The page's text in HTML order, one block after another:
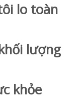
lo toàn
lượng
khỏe